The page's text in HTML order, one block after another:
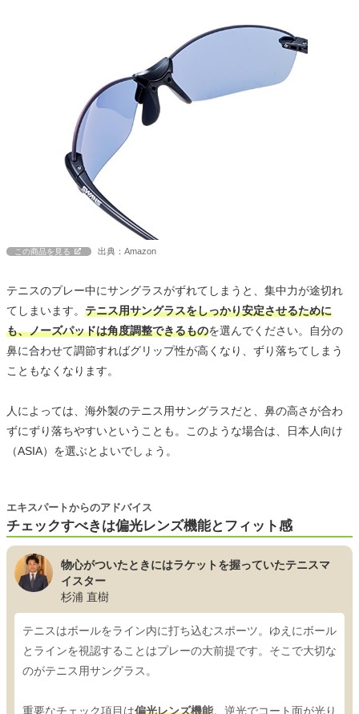
この商品を見る 出典：Amazon
テニスのプレー中にサングラスがずれてしまうと、集中力が途切れ
てしまいます。 テニス用サングラスをしっかり安定させるために
も、ノーズパッドは角度調整できるものを選んでください。自分の
鼻に合わせて調節すればグリップ性が高くなり、ずり落ちてしまう
こともなくなります。
人によっては、海外製のテニス用サングラスだと、鼻の高さが合わ
ずにずり落ちやすいということも。このような場合は、日本人向け
（ASIA）を選ぶとよいでしょう。
チェックすべきは偏光レンズ機能とフィット感
エキスパートからのアドバイス
物心がついたときにはラケットを握っていたテニスマ
イスター
杉浦 直樹
テニスはボールをライン内に打ち込むスポーツ。ゆえにボール
とラインを視認することはプレーの大前提です。そこで大切な
のがテニス用サングラス。
重要なチェック項目は偏光レンズ機能。逆光でコート面が光り